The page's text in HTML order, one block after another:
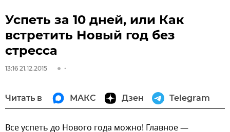
Успеть за 10 дней, или Как
встретить Новый год без
стресса
13:16 21.12.2015
Читать в МАКС Дзен Telegram
Все успеть до Нового года можно! Главное —